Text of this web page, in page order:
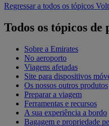
Regressar a todos os tópicos
Todos os tópicos
Sobre a Emirates
No aeroporto
Viagens afetadas
Site para dispositivos
Os nossos outros produtos
Preparar a viagem
Ferramentas e recursos
A sua experiência a bordo
Bagagem e propriedade